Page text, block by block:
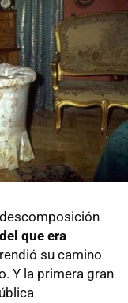
que era
su camino
Y la primera gran